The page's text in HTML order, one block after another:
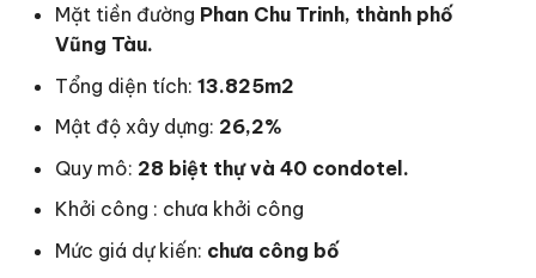
Mặt tiền đường Phan Chu Trinh, thành phố
Vũng Tàu.
Tổng diện tích: 13.825m2
Mật độ xây dựng: 26,2%
Quy mô: 28 biệt thự và 40 condotel.
Khởi công : chưa khởi công
Mức giá dự kiến: chưa công bố